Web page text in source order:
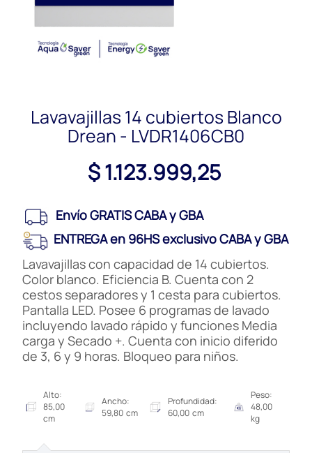
Lavavajillas 14 cubiertos Blanco
Drean - LVDR1406CB0
$ 1.123.999,25
Envío GRATIS CABA y GBA
ENTREGA en 96HS exclusivo CABA y GBA
Lavavajillas con capacidad de 14 cubiertos.
Color blanco. Eficiencia B. Cuenta con 2
cestos separadores y 1 cesta para cubiertos.
Pantalla LED. Posee 6 programas de lavado
incluyendo lavado rápido y funciones Media
carga y Secado +. Cuenta con inicio diferido
de 3, 6 y 9 horas. Bloqueo para niños.
Alto:
85,00
cm
Ancho:
59,80 cm
Profundidad:
60,00 cm
Peso:
48,00
kg